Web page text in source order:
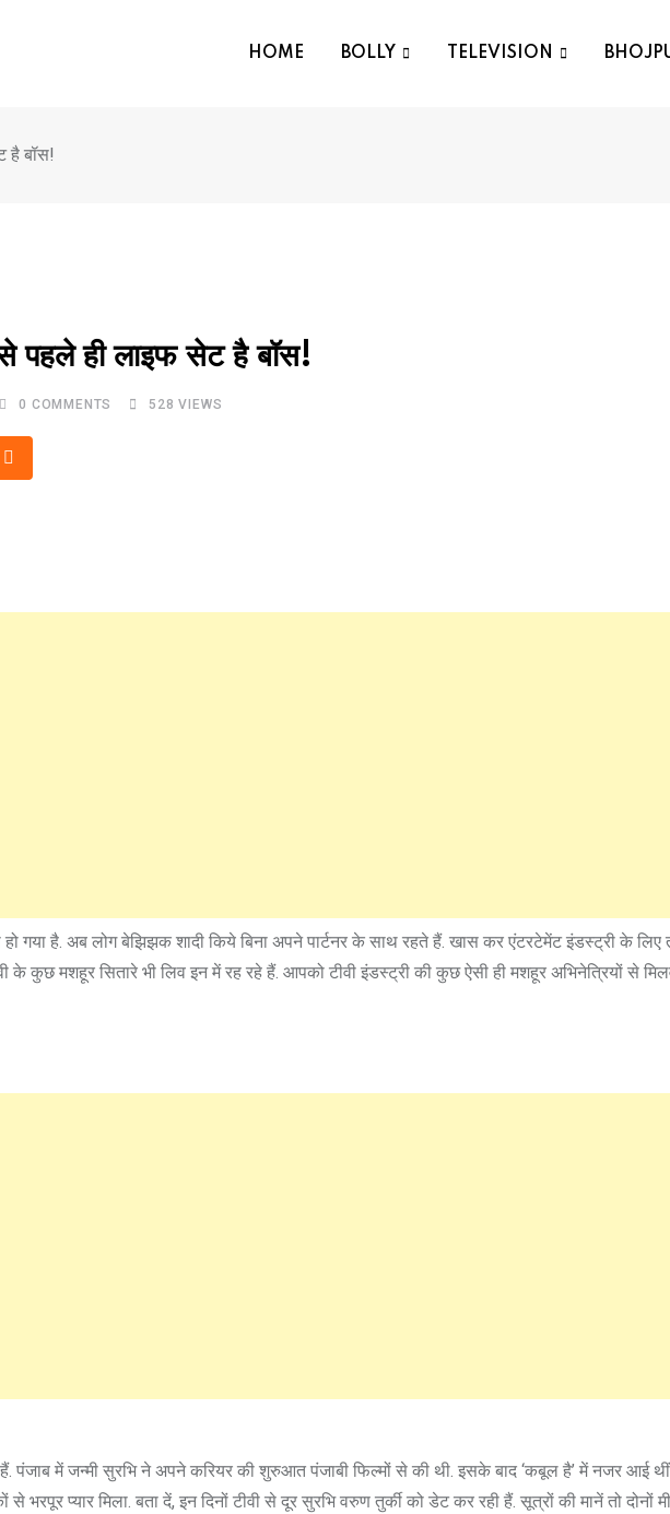
HOME BOLLY TELEVISION
है बॉस!
से पहले ही लाइफ सेट है बॉस!
0 COMMENTS 528 VIEWS
Cloud
गया है. अब लोग बेझिझक शादी किये बिना अपने पार्टनर के साथ रहते हैं. खास कर एंटरटेमेंट इंडस्ट्री के
कुछ मशहूर सितारे भी लिव इन में रह रहे हैं. आपको टीवी इंडस्ट्री की कुछ ऐसी ही मशहूर अभिनेत्रियों से
हैं. पंजाब में जन्मी सुरभि ने अपने करियर की शुरुआत पंजाबी फिल्मों से की थी. इसके बाद ‘कबूल है’ में नजर आई
से भरपूर प्यार मिला. बता दें, इन दिनों टीवी से दूर सुरभि वरुण तुर्की को डेट कर रही हैं. सूत्रों की मानें तो दोनों